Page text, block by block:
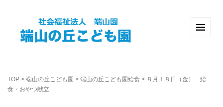
TOP > 端山の丘こども園 > 端山の丘こども園給食 > ８月１８日（金） 給
食・おやつ献立